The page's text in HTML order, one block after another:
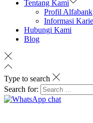
Tentang Kami
Profil Alfabank
Informasi
Hubungi Kami
Blog
Type to search
Search for: